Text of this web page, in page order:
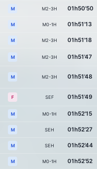
M M2-3H 01h50'50
M M0-1H 01h51'13
M M2-3H 01h51'18
M M2-3H 01h51'47
M M2-3H 01h51'48
F SEF 01h51'49
M M0-1H 01h52'15
M SEH 01h52'27
M SEH 01h52'44
M M0-1H 01h52'52